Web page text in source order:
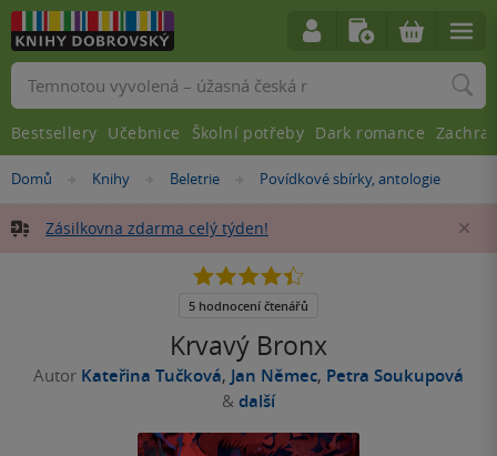
Nacházíte
zde:
Domů »
Knihy »
Beletrie »Povídkové sbírky, antologie
Zásilkovna zdarma celý týden!
Krvavý Bronx
Autor Kateřina Tučková, Jan Němec, Petra Soukupová
& další
4.4
5
5 hodnocení čtenářů
Vyhledávání
Bestsellery Učebnice Školní potřeby Dark romance